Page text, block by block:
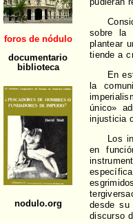
sobre la
plantear
tiende a
En
la
único»
injusticia
Los
en
desde
discurso